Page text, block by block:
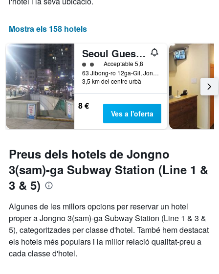
Mostra els 158 hotels
Seoul Guesthouse Foreigners Only
Categoria 2Acceptable 5,8
63 Jibong-ro 12ga-Gil, Jongno-gu, Seül, Corea del Sud
3,5 km del centre urbà
8 €
Ves a l'oferta
Preus dels hotels de Jongno
3(sam)-ga Subway Station (Line 1 &
3 & 5)
Algunes de les millors opcions per reservar un hotel
proper a Jongno 3(sam)-ga Subway Station (Line 1 & 3 &
5), categoritzades per classe d'hotel. També hem destacat
els hotels més populars i la millor relació qualitat-preu a
cada classe d'hotel.